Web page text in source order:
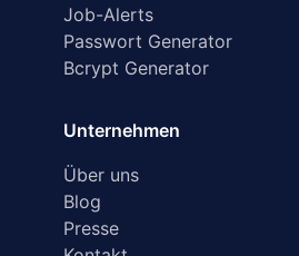
Job-Alerts
Passwort Generator
Bcrypt Generator
Unternehmen
Über uns
Blog
Presse